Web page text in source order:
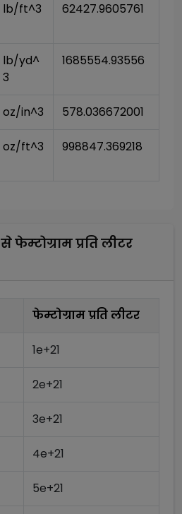
lb/ft^3 62427.9605761
lb/yd^
3
1685554.93556
oz/in^3 578.036672001
oz/ft^3 998847.369218
सेफेम्टोग्राम प्रति लीटर
फेम्टोग्राम प्रति लीटर
1e+21
2e+21
3e+21
4e+21
5e+21